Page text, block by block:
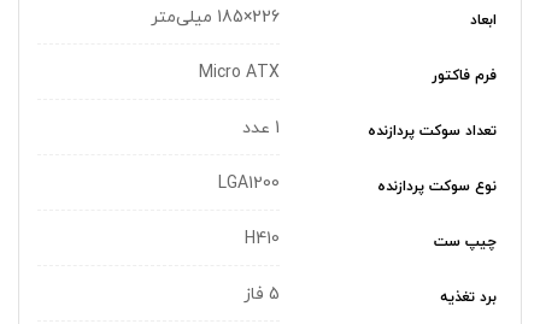
ابعاد 226×185 میلی‌متر
فرم فاکتور Micro ATX
تعداد سوکت پردازنده 1 عدد
نوع سوکت پردازنده LGA1200
چیپ ست H410
برد تغذیه 5 فاز